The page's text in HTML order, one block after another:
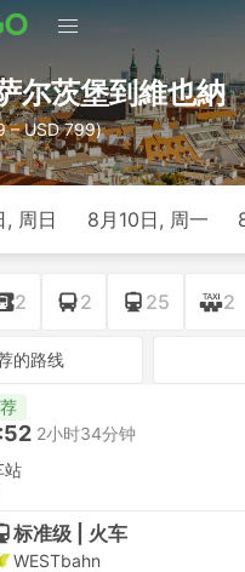
尔茨堡到維也納
– USD 799)
, 周日 8月10日, 周一
2 2 25 2
的路线
2小时34分钟
站
标准级 | 火车
WESTbahn